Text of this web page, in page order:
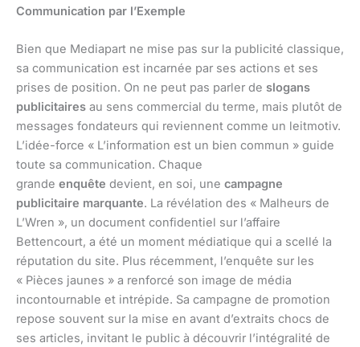
Communication par l’Exemple
Bien que Mediapart ne mise pas sur la publicité classique,
sa communication est incarnée par ses actions et ses
prises de position. On ne peut pas parler de slogans
publicitaires au sens commercial du terme, mais plutôt de
messages fondateurs qui reviennent comme un leitmotiv.
L’idée-force « L’information est un bien commun » guide
toute sa communication. Chaque
grande enquête devient, en soi, une campagne
publicitaire marquante. La révélation des « Malheurs de
L’Wren », un document confidentiel sur l’affaire
Bettencourt, a été un moment médiatique qui a scellé la
réputation du site. Plus récemment, l’enquête sur les
« Pièces jaunes » a renforcé son image de média
incontournable et intrépide. Sa campagne de promotion
repose souvent sur la mise en avant d’extraits chocs de
ses articles, invitant le public à découvrir l’intégralité de